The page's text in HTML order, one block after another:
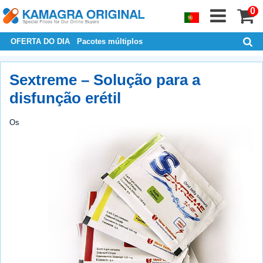
0
OFERTA DO DIA Pacotes múltiplos
Sextreme – Solução para a
disfunção erétil
Os